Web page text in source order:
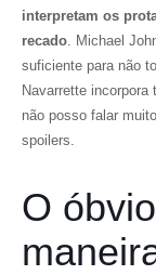
interpretam os
recado. Michael
suficiente para não
Navarrette
não posso falar
spoilers.
O